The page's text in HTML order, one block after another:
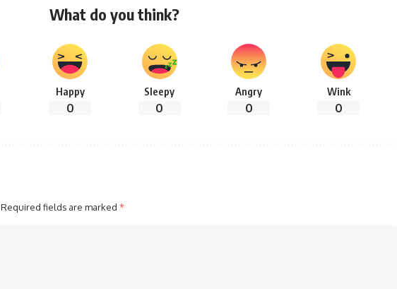
What do you think?
Happy
0
Sleepy
0
Angry
0
Wink
0
Required fields are marked *